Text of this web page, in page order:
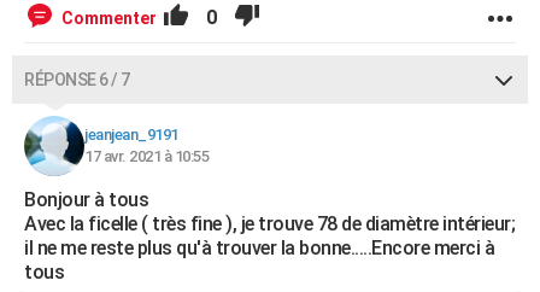
Commenter 0
RÉPONSE 6 / 7
jeanjean_9191
17 avr. 2021 à 10:55
Bonjour à tous
Avec la ficelle ( très fine ), je trouve 78 de diamètre intérieur;
il ne me reste plus qu'à trouver la bonne.....Encore merci à
tous